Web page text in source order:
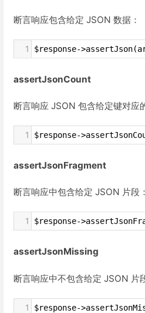
断言响应包含给定 JSON 数据：
1 $response-
assertJsonCount
断言响应 JSON 包含给定键对应
1 $response-
assertJsonFragment
断言响应中包含给定 JSON 片段：
1 $response-
assertJsonMissing
断言响应中不包含给定 JSON 片
1 $response-